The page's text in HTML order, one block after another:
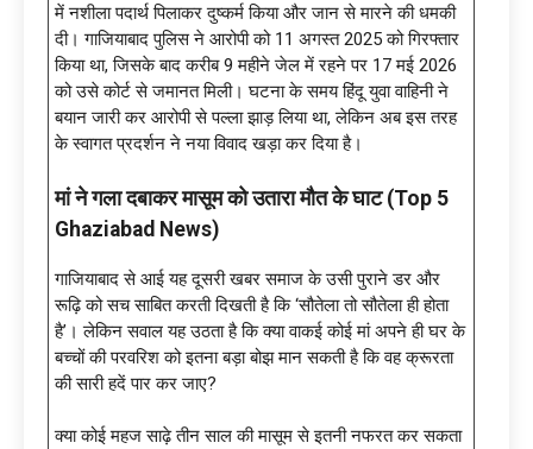
में नशीला पदार्थ पिलाकर दुष्कर्म किया और जान से मारने की धमकी
दी। गाजियाबाद पुलिस ने आरोपी को 11 अगस्त 2025 को गिरफ्तार
किया था, जिसके बाद करीब 9 महीने जेल में रहने पर 17 मई 2026
को उसे कोर्ट से जमानत मिली। घटना के समय हिंदू युवा वाहिनी ने
बयान जारी कर आरोपी से पल्ला झाड़ लिया था, लेकिन अब इस तरह
के स्वागत प्रदर्शन ने नया विवाद खड़ा कर दिया है।
मां ने गला दबाकर मासूम को उतारा मौत के घाट (Top 5
Ghaziabad News)
गाजियाबाद से आई यह दूसरी खबर समाज के उसी पुराने डर और
रूढ़ि को सच साबित करती दिखती है कि ‘सौतेला तो सौतेला ही होता
है’। लेकिन सवाल यह उठता है कि क्या वाकई कोई मां अपने ही घर के
बच्चों की परवरिश को इतना बड़ा बोझ मान सकती है कि वह क्रूरता
की सारी हदें पार कर जाए?
क्या कोई महज साढ़े तीन साल की मासूम से इतनी नफरत कर सकता